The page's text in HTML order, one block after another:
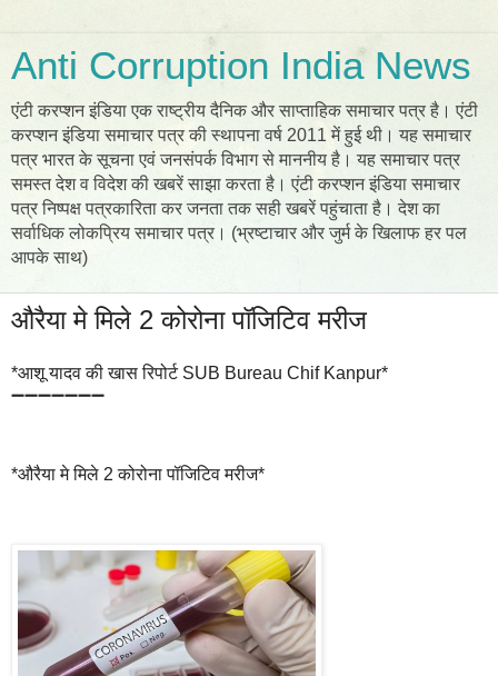
Anti Corruption India News
एंटी करप्शन इंडिया एक राष्ट्रीय दैनिक और साप्ताहिक समाचार पत्र है। एंटी
करप्शन इंडिया समाचार पत्र की स्थापना वर्ष 2011 में हुई थी। यह समाचार
पत्र भारत के सूचना एवं जनसंपर्क विभाग से माननीय है। यह समाचार पत्र
समस्त देश व विदेश की खबरें साझा करता है। एंटी करप्शन इंडिया समाचार
पत्र निष्पक्ष पत्रकारिता कर जनता तक सही खबरें पहुंचाता है। देश का
सर्वाधिक लोकप्रिय समाचार पत्र। (भ्रष्टाचार और जुर्म के खिलाफ हर पल
आपके साथ)
औरैया मे मिले 2 कोरोना पॉजिटिव मरीज
*आशू यादव की खास रिपोर्ट SUB Bureau Chif Kanpur*
➖➖➖➖➖➖➖
*औरैया मे मिले 2 कोरोना पॉजिटिव मरीज*